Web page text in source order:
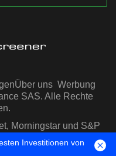
Über uns Werbung
SAS. Alle Rechte
Morningstar und S&P
gestellt
Investitionen von